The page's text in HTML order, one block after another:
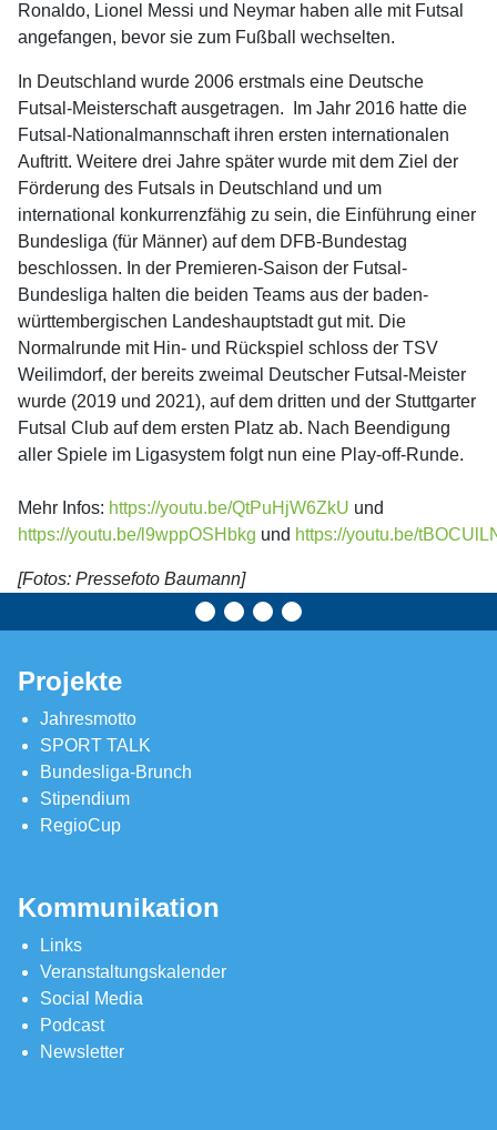
Ronaldo, Lionel Messi und Neymar haben alle mit Futsal
angefangen, bevor sie zum Fußball wechselten.
In Deutschland wurde 2006 erstmals eine Deutsche
Futsal-Meisterschaft ausgetragen. Im Jahr 2016 hatte die
Futsal-Nationalmannschaft ihren ersten internationalen
Auftritt. Weitere drei Jahre später wurde mit dem Ziel der
Förderung des Futsals in Deutschland und um
international konkurrenzfähig zu sein, die Einführung einer
Bundesliga (für Männer) auf dem DFB-Bundestag
beschlossen. In der Premieren-Saison der Futsal-
Bundesliga halten die beiden Teams aus der baden-
württembergischen Landeshauptstadt gut mit. Die
Normalrunde mit Hin- und Rückspiel schloss der TSV
Weilimdorf, der bereits zweimal Deutscher Futsal-Meister
wurde (2019 und 2021), auf dem dritten und der Stuttgarter
Futsal Club auf dem ersten Platz ab. Nach Beendigung
aller Spiele im Ligasystem folgt nun eine Play-off-Runde.
Mehr Infos: https://youtu.be/QtPuHjW6ZkU und
https://youtu.be/l9wppOSHbkg und https://youtu.be/
[Fotos: Pressefoto Baumann]
Projekte
Jahresmotto
SPORT TALK
Bundesliga-Brunch
Stipendium
RegioCup
Kommunikation
Links
Veranstaltungskalender
Social Media
Podcast
Newsletter